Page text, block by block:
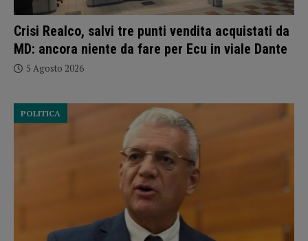
Crisi Realco, salvi tre punti vendita acquistati da
MD: ancora niente da fare per Ecu in viale Dante
5 Agosto 2026
POLITICA